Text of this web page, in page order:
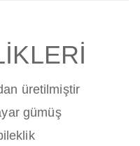
üretilmiştir
gümüş